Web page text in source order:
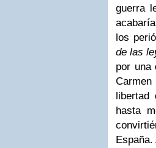
guerra
los
de las
por una
libertad
hasta